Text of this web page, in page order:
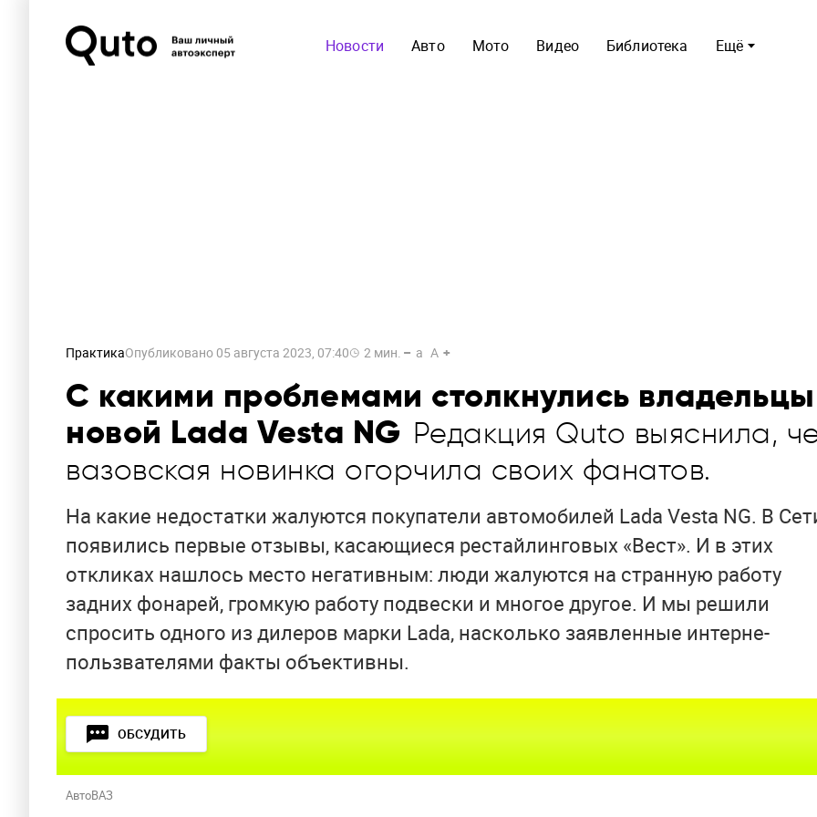
Ещё
Новости Авто Мото Видео Библиотека
ПрактикаОпубликовано 05 августа 2023, 07:40 2 мин. a A
С какими проблемами столкнулись владельцы
новой Lada Vesta NG Редакция Quto выяснила,
вазовская новинка огорчила своих фанатов.
На какие недостатки жалуются покупатели автомобилей Lada Vesta NG. В
появились первые отзывы, касающиеся рестайлинговых «Вест». И в этих
откликах нашлось место негативным: люди жалуются на странную работу
задних фонарей, громкую работу подвески и многое другое. И мы решили
спросить одного из дилеров марки Lada, насколько заявленные интерне-
пользвателями факты объективны.
ОБСУДИТЬ
АвтоВАЗ